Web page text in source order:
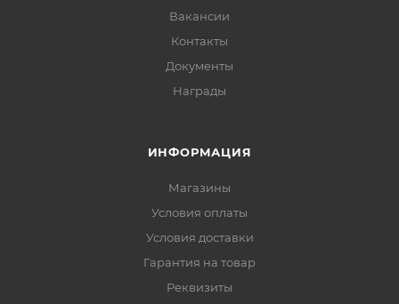
Вакансии
Контакты
Документы
Награды
ИНФОРМАЦИЯ
Магазины
Условия оплаты
Условия доставки
Гарантия на товар
Реквизиты